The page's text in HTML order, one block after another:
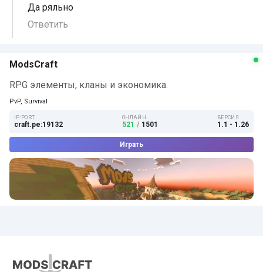
Да ряльно
Ответить
ModsCraft
RPG элементы, кланы и экономика.
PvP, Survival
IP:PORT
craft.pe:19132
ОНЛАЙН
521 / 1501
ВЕРСИЯ
1.1 - 1.26
Играть